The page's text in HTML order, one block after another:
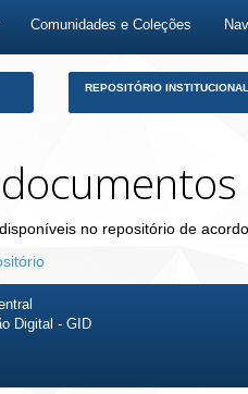
Comunidades e Coleções
REPOSITÓRIO
no repositório de
Digital - GID